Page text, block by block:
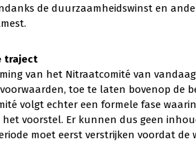
de duurzaamheidswinst en
traject
van het Nitraatcomité van
toe te laten bovenop de
volgt echter een formele fase
het voorstel. Er kunnen dus geen
moet eerst verstrijken voordat de